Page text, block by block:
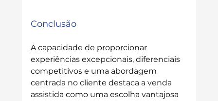
Conclusão
A capacidade de proporcionar
experiências excepcionais, diferenciais
competitivos e uma abordagem
centrada no cliente destaca a venda
assistida como uma escolha vantajosa